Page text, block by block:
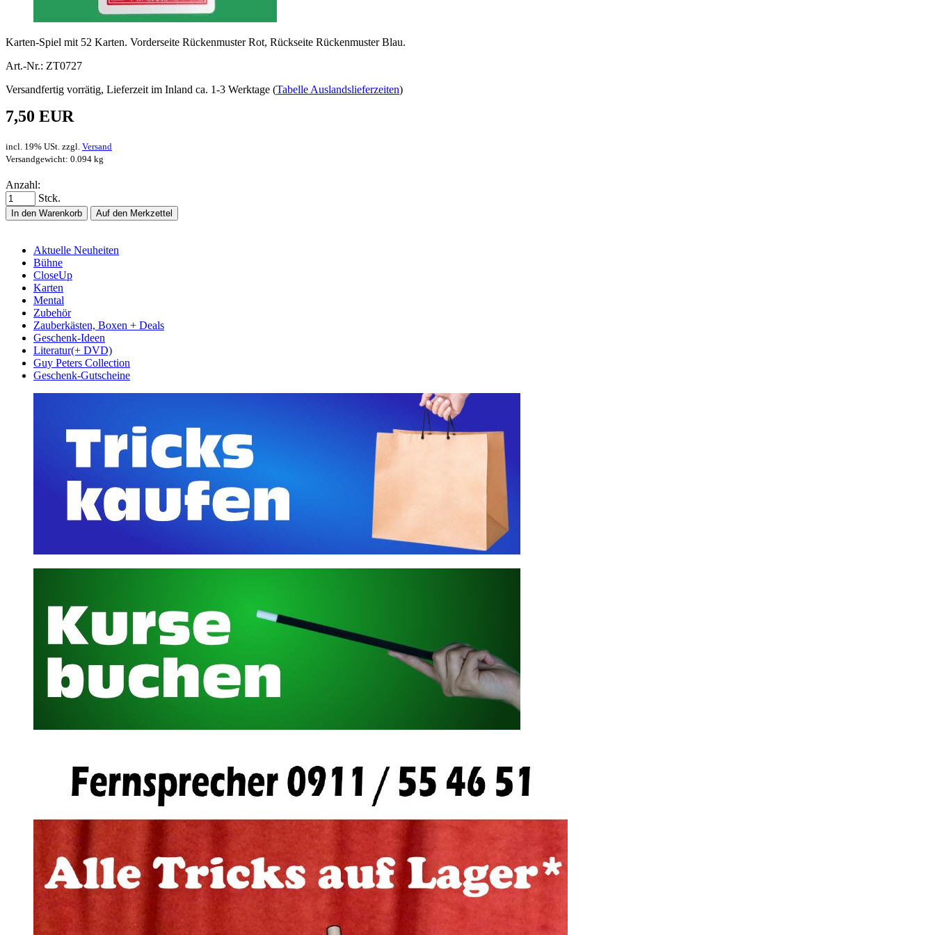
Karten-Spiel mit 52 Karten. Vorderseite Rückenmuster Rot, Rückseite Rückenmuster Blau.
Art.-Nr.: ZT0727
Versandfertig vorrätig, Lieferzeit im Inland ca. 1-3 Werktage (Tabelle Auslandslieferzeiten)
7,50 EUR
incl. 19% USt. zzgl. Versand
Versandgewicht: 0.094 kg
Anzahl:
Stck.
In den Warenkorb Auf den Merkzettel
Aktuelle Neuheiten
Bühne
CloseUp
Karten
Mental
Zubehör
Zauberkästen, Boxen + Deals
Geschenk-Ideen
Literatur(+ DVD)
Guy Peters Collection
Geschenk-Gutscheine